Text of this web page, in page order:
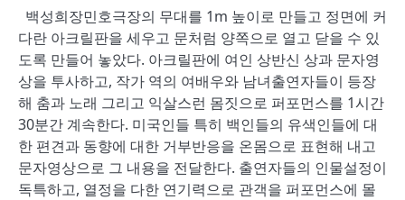
백성희장민호극장의 무대를 1m 높이로 만들고 정면에 커
다란 아크릴판을 세우고 문처럼 양쪽으로 열고 닫을 수 있
도록 만들어 놓았다. 아크릴판에 여인 상반신 상과 문자영
상을 투사하고, 작가 역의 여배우와 남녀출연자들이 등장
해 춤과 노래 그리고 익살스런 몸짓으로 퍼포먼스를 1시간
30분간 계속한다. 미국인들 특히 백인들의 유색인들에 대
한 편견과 동향에 대한 거부반응을 온몸으로 표현해 내고
문자영상으로 그 내용을 전달한다. 출연자들의 인물설정이
독특하고, 열정을 다한 연기력으로 관객을 퍼포먼스에 몰